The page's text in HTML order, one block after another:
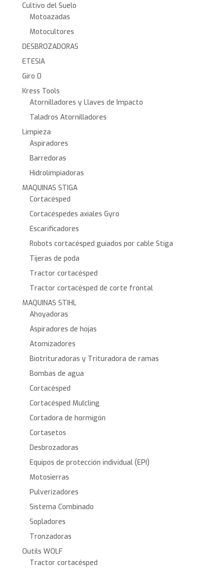
Cultivo del Suelo
Motoazadas
Motocultores
DESBROZADORAS
ETESIA
Giro 0
Kress Tools
Atornilladores y Llaves de Impacto
Taladros Atornilladores
Limpieza
Aspiradores
Barredoras
Hidrolimpiadoras
MAQUINAS STIGA
Cortacésped
Cortacéspedes axiales Gyro
Escarificadores
Robots cortacésped guiados por cable Stiga
Tijeras de poda
Tractor cortacésped
Tractor cortacésped de corte frontal
MAQUINAS STIHL
Ahoyadoras
Aspiradores de hojas
Atomizadores
Biotrituradoras y Trituradora de ramas
Bombas de agua
Cortacésped
Cortacésped Mulcling
Cortadora de hormigón
Cortasetos
Desbrozadoras
Equipos de protección individual (EPI)
Motosierras
Pulverizadores
Sistema Combinado
Sopladores
Tronzadoras
Outils WOLF
Tractor cortacésped